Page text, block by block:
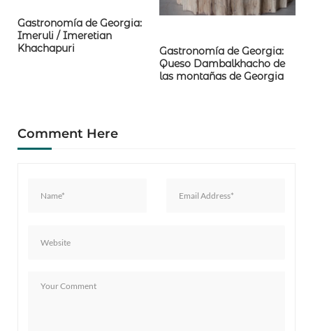
Gastronomía de Georgia:
Imeruli / Imeretian
Khachapuri
Gastronomía de Georgia:
Queso Dambalkhacho de
las montañas de Georgia
Comment Here